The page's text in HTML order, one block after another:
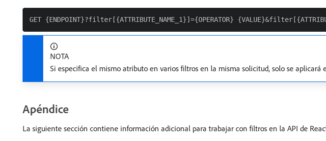
NOTA
Si especifica el mismo atributo en varios filtros en la misma solicitud, solo se
Apéndice
La siguiente sección contiene información adicional para trabajar con filtros en la API de